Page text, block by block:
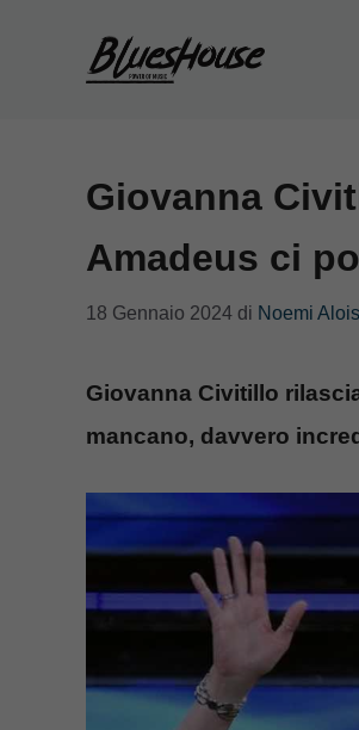
Giovanna
Amadeus ci
18 Gennaio 2024 di Noemi
Giovanna Civitillo
mancano, davvero